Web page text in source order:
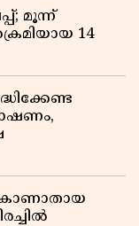
മൂന്ന്
14
കാണാതായ